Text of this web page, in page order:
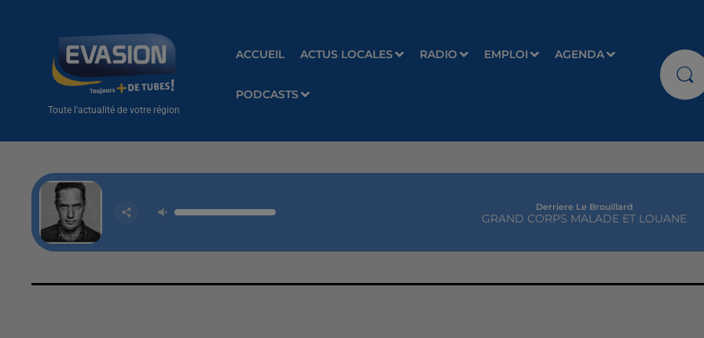
Toute l'actualité de votre région
ACCUEIL ACTUS LOCALES RADIO EMPLOI AGENDA
PODCASTS
Derriere Le Brouillard
GRAND CORPS MALADE ET LOUANE